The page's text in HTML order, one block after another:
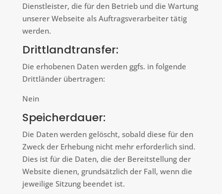
Dienstleister, die für den Betrieb und die Wartung
unserer Webseite als Auftragsverarbeiter tätig
werden.
Drittlandtransfer:
Die erhobenen Daten werden ggfs. in folgende
Drittländer übertragen:
Nein
Speicherdauer:
Die Daten werden gelöscht, sobald diese für den
Zweck der Erhebung nicht mehr erforderlich sind.
Dies ist für die Daten, die der Bereitstellung der
Website dienen, grundsätzlich der Fall, wenn die
jeweilige Sitzung beendet ist.